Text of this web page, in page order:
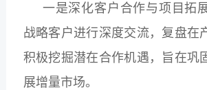
一是深化客户合作与项目拓
战略客户进行深度交流，复盘在
积极挖掘潜在合作机遇，旨在巩
展增量市场。